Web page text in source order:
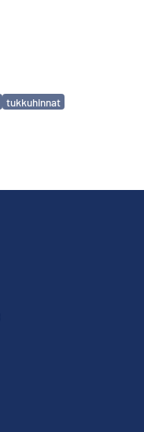
tukkuhinnat